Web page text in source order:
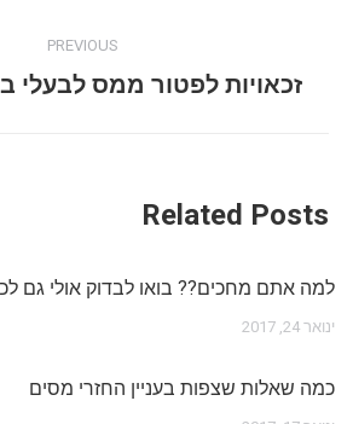
PREVIOUS
Previous
זכאויות לפטור ממס לבעלי
Related Posts
למה אתם מחכים?? בואו לבדוק אולי גם
ינואר 24, 2017
כמה שאלות שצפות בעניין החזרי מסים